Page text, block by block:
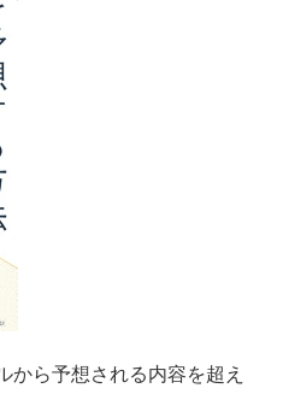
ら予想される内容を超え